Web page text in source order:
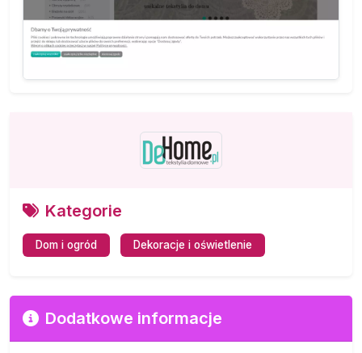
Kategorie
Dom i ogród Dekoracje i oświetlenie
Dodatkowe informacje